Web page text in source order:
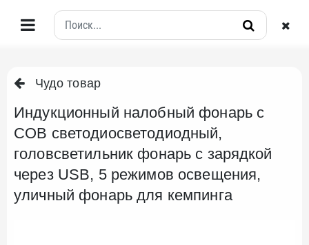
Чудо товар
Индукционный налобный фонарь с
COB светодиосветодиодный,
головсветильник фонарь с зарядкой
через USB, 5 режимов освещения,
уличный фонарь для кемпинга